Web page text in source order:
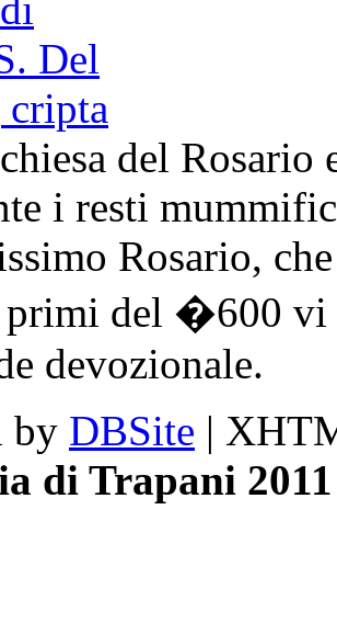
del Rosario
i resti
Rosario,
del �600 vi
devozionale.
by DBSite |
di Trapani 2011